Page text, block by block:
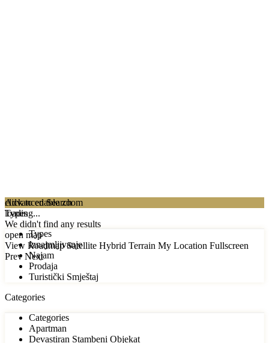
click to enable zoom
loading...
We didn't find any results
open map
View Roadmap Satellite Hybrid Terrain My Location Fullscreen
Prev Next
Advanced Search
Types
Types
Iznajmljivanje
Najam
Prodaja
Turistički Smještaj
Categories
Categories
Apartman
Devastiran Stambeni Objekat